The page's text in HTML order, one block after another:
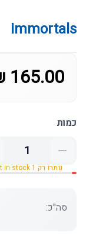
Immortals
165.00 ₪
כמות
נותרו רק 1 left in stock
סה"כ: